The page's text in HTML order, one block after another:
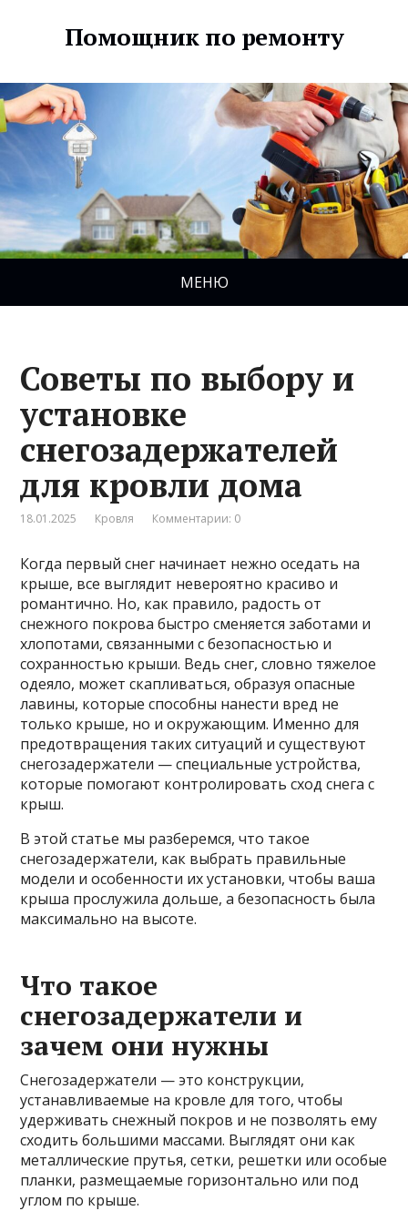
Помощник по ремонту
МЕНЮ
Советы по выбору и
установке
снегозадержателей
для кровли дома
18.01.2025 Кровля Комментарии: 0
Когда первый снег начинает нежно оседать на
крыше, все выглядит невероятно красиво и
романтично. Но, как правило, радость от
снежного покрова быстро сменяется заботами и
хлопотами, связанными с безопасностью и
сохранностью крыши. Ведь снег, словно тяжелое
одеяло, может скапливаться, образуя опасные
лавины, которые способны нанести вред не
только крыше, но и окружающим. Именно для
предотвращения таких ситуаций и существуют
снегозадержатели — специальные устройства,
которые помогают контролировать сход снега с
крыш.
В этой статье мы разберемся, что такое
снегозадержатели, как выбрать правильные
модели и особенности их установки, чтобы ваша
крыша прослужила дольше, а безопасность была
максимально на высоте.
Что такое
снегозадержатели и
зачем они нужны
Снегозадержатели — это конструкции,
устанавливаемые на кровле для того, чтобы
удерживать снежный покров и не позволять ему
сходить большими массами. Выглядят они как
металлические прутья, сетки, решетки или особые
планки, размещаемые горизонтально или под
углом по крыше.